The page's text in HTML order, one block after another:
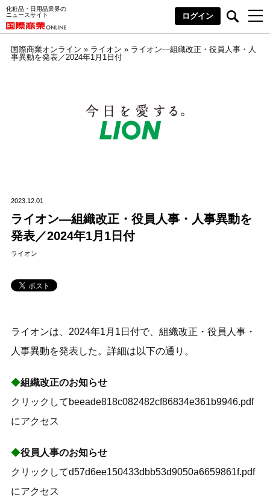
化粧品・日用品業界の
ニュースサイト
ログイン
国際商業オンライン » ライオン » ライオン―組織改正・役員人事・人
事異動を発表／2024年1月1日付
2023.12.01
ライオン―組織改正・役員人事・人事異動を
発表／2024年1月1日付
ライオン
ライオンは、2024年1月1日付で、組織改正・役員人事・
人事異動を発表した。詳細は以下の通り。
◆組織改正のお知らせ
クリックしてbeeade818c082482cf86834e361b9946.pdf
にアクセス
◆役員人事のお知らせ
クリックしてd57d6ee150433dbb53d9050a6659861f.pdf
にアクセス